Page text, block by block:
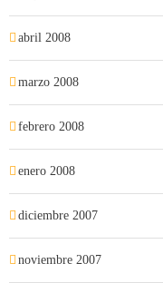
abril 2008
marzo 2008
febrero 2008
enero 2008
diciembre 2007
noviembre 2007